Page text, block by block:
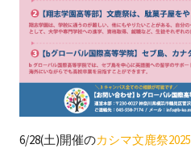
6/28(土)開催のカシマ文鹿祭2025